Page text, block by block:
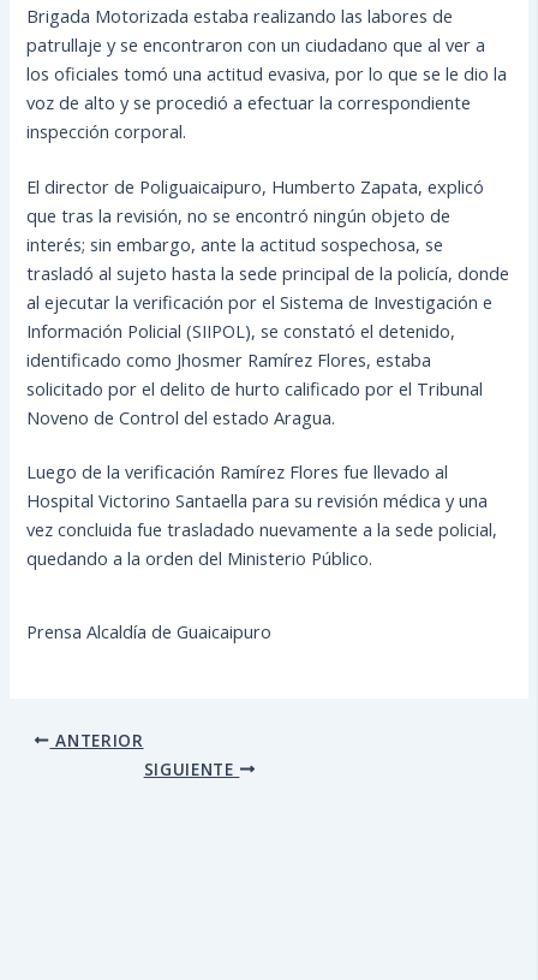
Brigada Motorizada estaba realizando las labores de
patrullaje y se encontraron con un ciudadano que al ver a
los oficiales tomó una actitud evasiva, por lo que se le dio la
voz de alto y se procedió a efectuar la correspondiente
inspección corporal.
El director de Poliguaicaipuro, Humberto Zapata, explicó
que tras la revisión, no se encontró ningún objeto de
interés; sin embargo, ante la actitud sospechosa, se
trasladó al sujeto hasta la sede principal de la policía, donde
al ejecutar la verificación por el Sistema de Investigación e
Información Policial (SIIPOL), se constató el detenido,
identificado como Jhosmer Ramírez Flores, estaba
solicitado por el delito de hurto calificado por el Tribunal
Noveno de Control del estado Aragua.
Luego de la verificación Ramírez Flores fue llevado al
Hospital Victorino Santaella para su revisión médica y una
vez concluida fue trasladado nuevamente a la sede policial,
quedando a la orden del Ministerio Público.
Prensa Alcaldía de Guaicaipuro
ANTERIOR
SIGUIENTE